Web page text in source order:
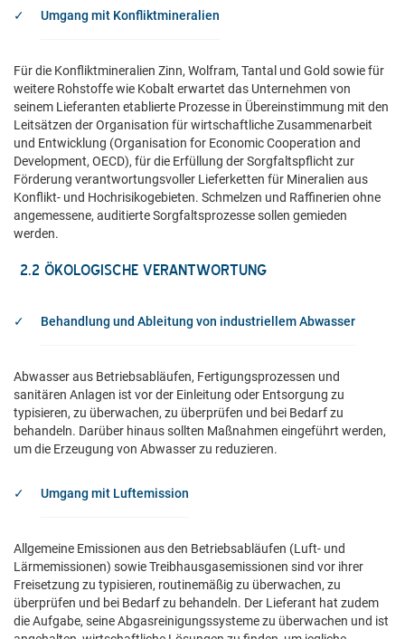
Umgang mit Konfliktmineralien
Für die Konfliktmineralien Zinn, Wolfram, Tantal und Gold sowie für
weitere Rohstoffe wie Kobalt erwartet das Unternehmen von
seinem Lieferanten etablierte Prozesse in Übereinstimmung mit den
Leitsätzen der Organisation für wirtschaftliche Zusammenarbeit
und Entwicklung (Organisation for Economic Cooperation and
Development, OECD), für die Erfüllung der Sorgfaltspflicht zur
Förderung verantwortungsvoller Lieferketten für Mineralien aus
Konflikt- und Hochrisikogebieten. Schmelzen und Raffinerien ohne
angemessene, auditierte Sorgfaltsprozesse sollen gemieden
werden.
2.2 ÖKOLOGISCHE VERANTWORTUNG
Behandlung und Ableitung von industriellem Abwasser
Abwasser aus Betriebsabläufen, Fertigungsprozessen und
sanitären Anlagen ist vor der Einleitung oder Entsorgung zu
typisieren, zu überwachen, zu überprüfen und bei Bedarf zu
behandeln. Darüber hinaus sollten Maßnahmen eingeführt werden,
um die Erzeugung von Abwasser zu reduzieren.
Umgang mit Luftemission
Allgemeine Emissionen aus den Betriebsabläufen (Luft- und
Lärmemissionen) sowie Treibhausgasemissionen sind vor ihrer
Freisetzung zu typisieren, routinemäßig zu überwachen, zu
überprüfen und bei Bedarf zu behandeln. Der Lieferant hat zudem
die Aufgabe, seine Abgasreinigungssysteme zu überwachen und ist